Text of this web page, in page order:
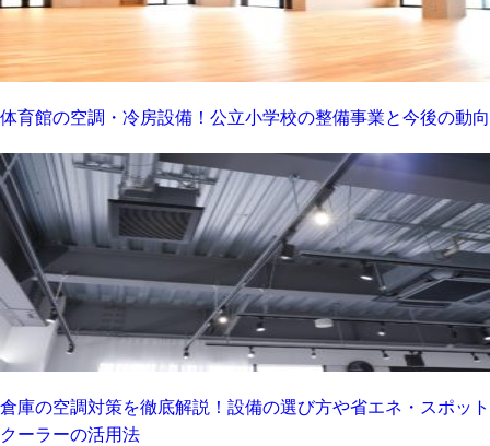
体育館の空調・冷房設備！公立小学校の整備事業と今後の動向
倉庫の空調対策を徹底解説！設備の選び方や省エネ・スポット
クーラーの活用法